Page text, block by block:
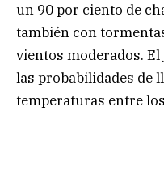
un 90 por ciento de
también con
vientos moderados.
las probabilidades de
temperaturas entre los